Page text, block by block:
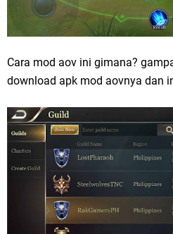
Cara mod aov ini gimana?
download apk mod aovnya dan